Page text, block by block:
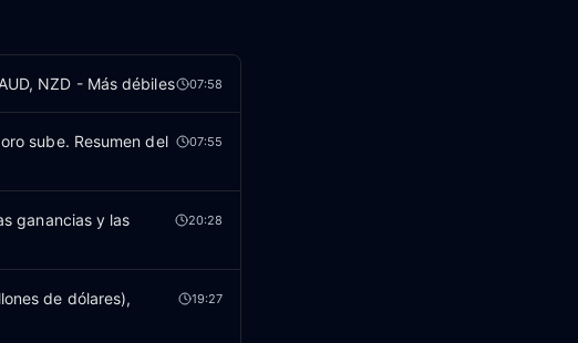
NZD - Más débiles 07:58
sube. Resumen del
07:55
ganancias y las
20:28
de dólares),
19:27